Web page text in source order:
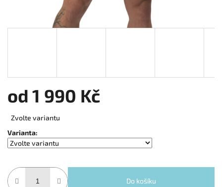
od 1 990 Kč
Zvolte variantu
Varianta:
Do košíku